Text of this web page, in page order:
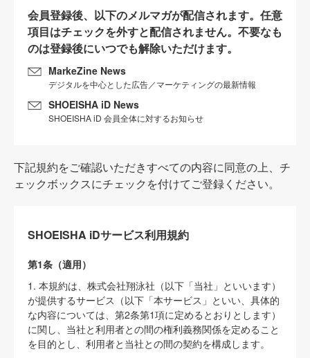
会員登録後、以下のメルマガが配信されます。任意
項目はチェックを外すと配信されません。不要なも
のは登録後にいつでも解除いただけます。
MarkeZine News
デジタルを中心とした広告／マーケティングの最新情報
SHOEISHA iD News
SHOEISHA iD 会員全体に対するお知らせ
下記規約をご確認いただきすべての内容に同意の上、チ
ェックボックスにチェックを付けてご登録ください。
SHOEISHA iDサービス利用規約
第1条（適用）
1. 本規約は、株式会社翔泳社（以下「当社」といいます）
が提供するサービス（以下「本サービス」といい、具体的
な内容については、第2条第1項に定めるとおりとします）
に関し、当社と利用者との間の権利義務関係を定めること
を目的とし、利用者と当社との間の契約を構成します。